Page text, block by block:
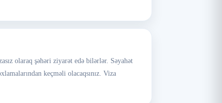
olaraq şəhəri ziyarət edə bilərlər. Səyahət
keçməli olacaqsınız. Viza